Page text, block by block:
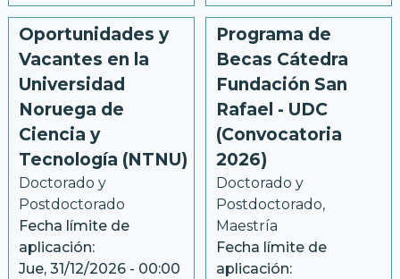
Oportunidades y
Vacantes en la
Universidad
Noruega de
Ciencia y
Tecnología (NTNU)
Doctorado y
Postdoctorado
Fecha límite de
aplicación:
Jue, 31/12/2026 - 00:00
Programa de
Becas Cátedra
Fundación San
Rafael - UDC
(Convocatoria
2026)
Doctorado y
Postdoctorado,
Maestría
Fecha límite de
aplicación: